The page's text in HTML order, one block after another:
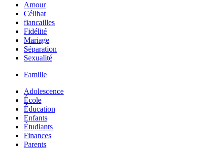
Amour
Célibat
fiancailles
Fidélité
Mariage
Séparation
Sexualité
Famille
Adolescence
École
Éducation
Enfants
Étudiants
Finances
Parents